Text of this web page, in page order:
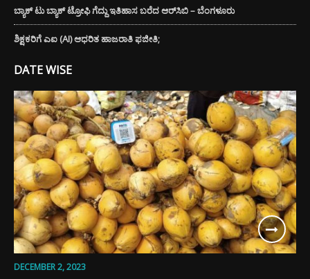
ಬ್ಯಾಕ್ ಟು ಬ್ಯಾಕ್ ಟ್ರೋಫಿ ಗೆದ್ದು ಇತಿಹಾಸ ಬರೆದ ಆರ್‌ಸಿಬಿ – ಬೆಂಗಳೂರು
ಶಿಕ್ಷಕರಿಗೆ ಎಐ (AI) ಆಧರಿತ ಹಾಜರಾತಿ ಫಜೀತಿ;
DATE WISE
DECEMBER 2, 2023